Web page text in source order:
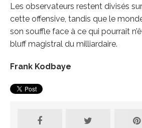
Les observateurs restent divisés
cette offensive, tandis que le
son souffle face à ce qui pourrait
bluff magistral du milliardaire.
Frank Kodbaye